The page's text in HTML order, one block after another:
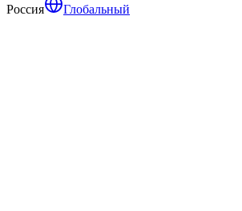
Россия Глобальный